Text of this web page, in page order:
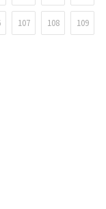
107 108 109